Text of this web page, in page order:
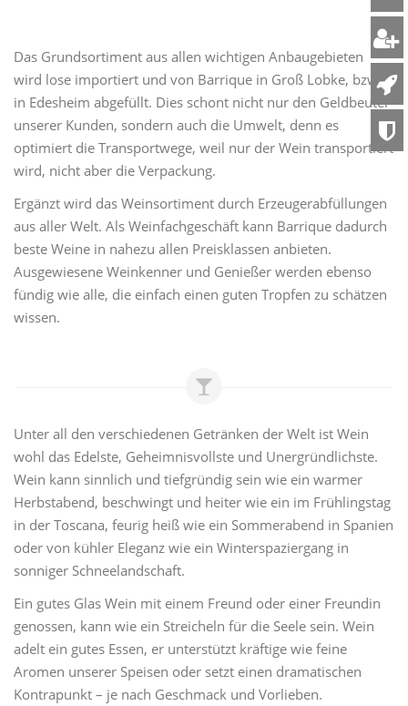
Das Grundsortiment aus allen wichtigen Anbaugebieten
wird lose importiert und von Barrique in Groß Lobke, bzw.
in Edesheim abgefüllt. Dies schont nicht nur den Geldbeutel
unserer Kunden, sondern auch die Umwelt, denn es
optimiert die Transportwege, weil nur der Wein transportiert
wird, nicht aber die Verpackung.
Ergänzt wird das Weinsortiment durch Erzeugerabfüllungen
aus aller Welt. Als Weinfachgeschäft kann Barrique dadurch
beste Weine in nahezu allen Preisklassen anbieten.
Ausgewiesene Weinkenner und Genießer werden ebenso
fündig wie alle, die einfach einen guten Tropfen zu schätzen
wissen.
Unter all den verschiedenen Getränken der Welt ist Wein
wohl das Edelste, Geheimnisvollste und Unergründlichste.
Wein kann sinnlich und tiefgründig sein wie ein warmer
Herbstabend, beschwingt und heiter wie ein im Frühlingstag
in der Toscana, feurig heiß wie ein Sommerabend in Spanien
oder von kühler Eleganz wie ein Winterspaziergang in
sonniger Schneelandschaft.
Ein gutes Glas Wein mit einem Freund oder einer Freundin
genossen, kann wie ein Streicheln für die Seele sein. Wein
adelt ein gutes Essen, er unterstützt kräftige wie feine
Aromen unserer Speisen oder setzt einen dramatischen
Kontrapunkt – je nach Geschmack und Vorlieben.